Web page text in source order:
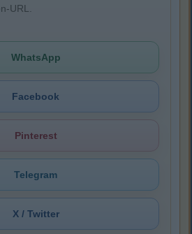
URL.
WhatsApp
Facebook
Pinterest
Telegram
X / Twitter